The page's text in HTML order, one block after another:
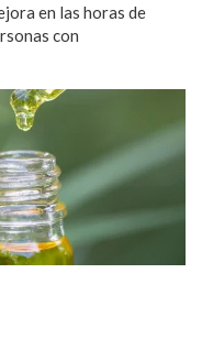
en las horas de
con